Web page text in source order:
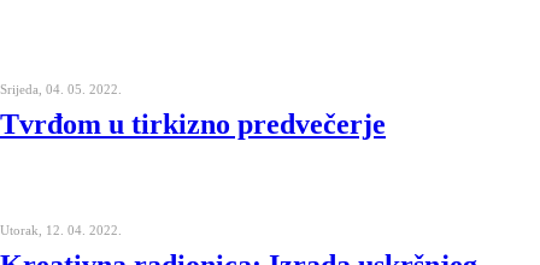
Srijeda, 04. 05. 2022.
Tvrđom u tirkizno predvečerje
Utorak, 12. 04. 2022.